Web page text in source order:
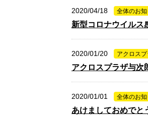
2020/04/18 全体のお
新型コロナウイルス
2020/01/20 アクロス
アクロスプラザ与次
2020/01/01 全体のお
あけましておめでと